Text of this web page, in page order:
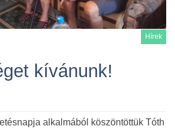
Hírek
kívánunk!
alkalmából köszöntöttük Tóth